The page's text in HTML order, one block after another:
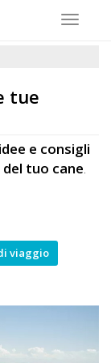
Toggle
tue
idee e consigli
tuo cane.
per te e
in
storico
magnifiche
viaggio